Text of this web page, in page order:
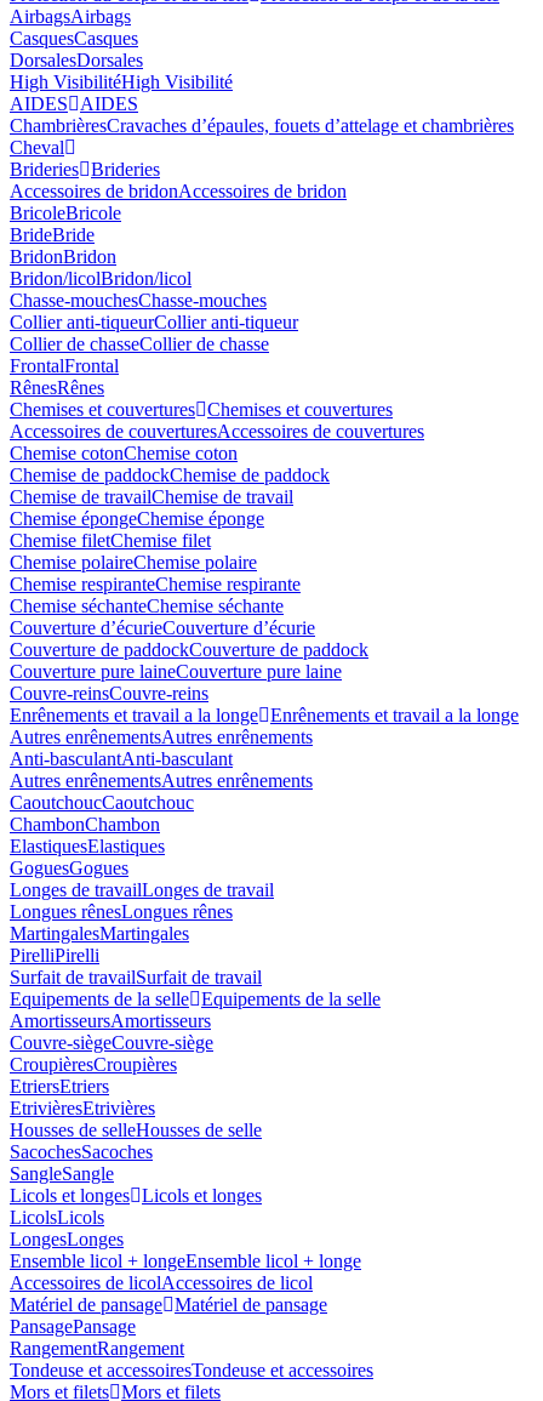
AirbagsAirbags
CasquesCasques
DorsalesDorsales
High VisibilitéHigh Visibilité
AIDES
AIDES
ChambrièresCravaches d’épaules, fouets d’attelage et chambrières
Cheval
Brideries Brideries
Accessoires de bridonAccessoires de bridon
BricoleBricole
BrideBride
BridonBridon
Bridon/licolBridon/licol
Chasse-mouchesChasse-mouches
Collier anti-tiqueurCollier anti-tiqueur
Collier de chasseCollier de chasse
FrontalFrontal
RênesRênes
Chemises et couvertures Chemises et couvertures
Accessoires de couverturesAccessoires de couvertures
Chemise cotonChemise coton
Chemise de paddockChemise de paddock
Chemise de travailChemise de travail
Chemise épongeChemise éponge
Chemise filetChemise filet
Chemise polaireChemise polaire
Chemise respiranteChemise respirante
Chemise séchanteChemise séchante
Couverture d’écurieCouverture d’écurie
Couverture de paddockCouverture de paddock
Couverture pure laineCouverture pure laine
Couvre-reinsCouvre-reins
Enrênements et travail a la longe Enrênements et travail a la longe
Autres enrênementsAutres enrênements
Anti-basculantAnti-basculant
Autres enrênementsAutres enrênements
CaoutchoucCaoutchouc
ChambonChambon
ElastiquesElastiques
GoguesGogues
Longes de travailLonges de travail
Longues rênesLongues rênes
MartingalesMartingales
PirelliPirelli
Surfait de travailSurfait de travail
Equipements de la selle Equipements de la selle
AmortisseursAmortisseurs
Couvre-siègeCouvre-siège
CroupièresCroupières
EtriersEtriers
EtrivièresEtrivières
Housses de selleHousses de selle
SacochesSacoches
SangleSangle
Licols et longes Licols et longes
LicolsLicols
LongesLonges
Ensemble licol + longeEnsemble licol + longe
Accessoires de licolAccessoires de licol
Matériel de pansage Matériel de pansage
PansagePansage
RangementRangement
Tondeuse et accessoiresTondeuse et accessoires
Mors et filets Mors et filets